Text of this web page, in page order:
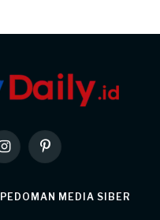
InstagramPinterest
PEDOMAN MEDIA SIBER